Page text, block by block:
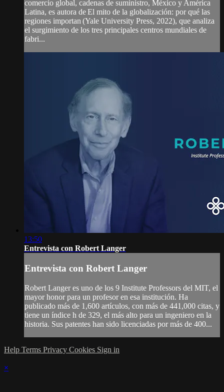
comercio global, cadenas de suministro, México y América
Latina, es autora de El mito de la globalización: por qué las
regiones importan (Yale University Press, 2022), que analiza
el surgimiento de los tres principales centros mundiales de
fabri...
13:50
Entrevista con Robert Langer
Entrevista con Robert Langer
Robert Langer es uno de los 9 Institute Professors del MIT, el
mayor honor para un profesor en esa institución. Ha
publicado más de 1,600 artículos, con más de 441,000 citas, y
tiene un índice h de 329, el más alto para un ingeniero en la
historia. Sus patentes han sido licenciadas por más de 400...
Help Terms Privacy Cookies Sign in
×